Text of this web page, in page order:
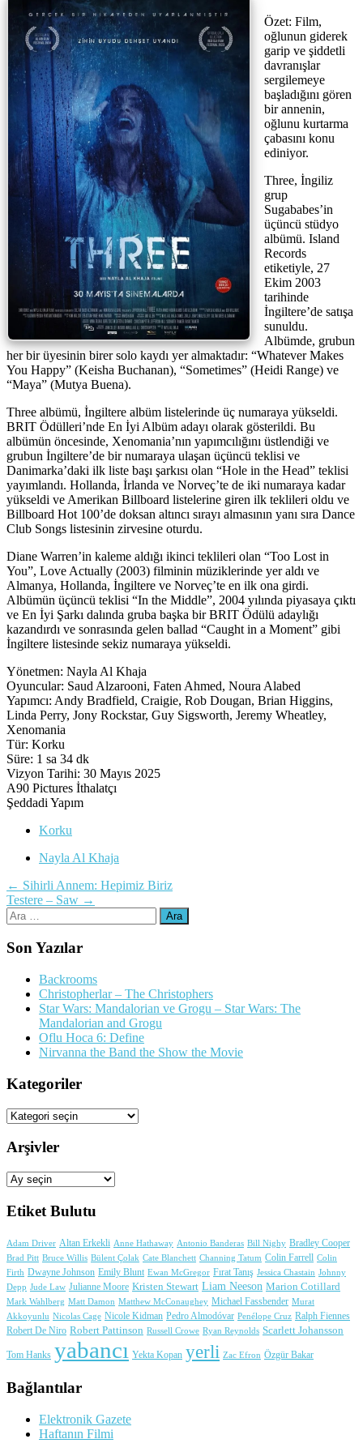
Özet: Film,
oğlunun giderek
garip ve şiddetli
davranışlar
sergilemeye
başladığını gören
bir annenin,
oğlunu kurtarma
çabasını konu
ediniyor.
Three, İngiliz
grup
Sugababes’in
üçüncü stüdyo
albümü. Island
Records
etiketiyle, 27
Ekim 2003
tarihinde
İngiltere’de satışa
sunuldu.
Albümde, grubun
her bir üyesinin birer solo kaydı yer almaktadır: “Whatever Makes
You Happy” (Keisha Buchanan), “Sometimes” (Heidi Range) ve
“Maya” (Mutya Buena).
Three albümü, İngiltere albüm listelerinde üç numaraya yükseldi.
BRIT Ödülleri’nde En İyi Albüm adayı olarak gösterildi. Bu
albümün öncesinde, Xenomania’nın yapımcılığını üstlendiği ve
grubun İngiltere’de bir numaraya ulaşan üçüncü teklisi ve
Danimarka’daki ilk liste başı şarkısı olan “Hole in the Head” teklisi
yayımlandı. Hollanda, İrlanda ve Norveç’te de iki numaraya kadar
yükseldi ve Amerikan Billboard listelerine giren ilk teklileri oldu ve
Billboard Hot 100’de doksan altıncı sırayı almasının yanı sıra Dance
Club Songs listesinin zirvesine oturdu.
Diane Warren’in kaleme aldığı ikinci teklileri olan “Too Lost in
You”, Love Actually (2003) filminin müziklerinde yer aldı ve
Almanya, Hollanda, İngiltere ve Norveç’te en ilk ona girdi.
Albümün üçüncü teklisi “In the Middle”, 2004 yılında piyasaya çıktı
ve En İyi Şarkı dalında gruba başka bir BRIT Ödülü adaylığı
kazandırdı ve sonrasında gelen ballad “Caught in a Moment” gibi
İngiltere listesinde sekiz numaraya yükseldi.
Yönetmen: Nayla Al Khaja
Oyuncular: Saud Alzarooni, Faten Ahmed, Noura Alabed
Yapımcı: Andy Bradfield, Craigie, Rob Dougan, Brian Higgins,
Linda Perry, Jony Rockstar, Guy Sigsworth, Jeremy Wheatley,
Xenomania
Tür: Korku
Süre: 1 sa 34 dk
Vizyon Tarihi: 30 Mayıs 2025
A90 Pictures İthalatçı
Şeddadi Yapım
Korku
Nayla Al Khaja
Yazı
dolaşımı
← Sihirli Annem: Hepimiz Biriz
Testere – Saw →
Arama:
Son Yazılar
Backrooms
Christopherlar – The Christophers
Star Wars: Mandalorian ve Grogu – Star Wars: The
Mandalorian and Grogu
Oflu Hoca 6: Define
Nirvanna the Band the Show the Movie
Kategoriler
Kategoriler
Arşivler
Arşivler
Etiket Bulutu
Adam Driver Altan Erkekli Anne Hathaway Antonio Banderas Bill Nighy Bradley Cooper
Brad Pitt Bruce Willis Bülent Çolak Cate Blanchett Channing Tatum Colin Farrell Colin
Firth Dwayne Johnson Emily Blunt Ewan McGregor Fırat Tanış Jessica Chastain Johnny
Depp Jude Law Julianne Moore Kristen Stewart Liam Neeson Marion Cotillard
Mark Wahlberg Matt Damon Matthew McConaughey Michael Fassbender Murat
Akkoyunlu Nicolas Cage Nicole Kidman Pedro Almodóvar Penélope Cruz Ralph Fiennes
Robert De Niro Robert Pattinson Russell Crowe Ryan Reynolds Scarlett Johansson
Tom Hanks yabancı Yekta Kopan yerli Zac Efron Özgür Bakar
Bağlantılar
Elektronik Gazete
Haftanın Filmi